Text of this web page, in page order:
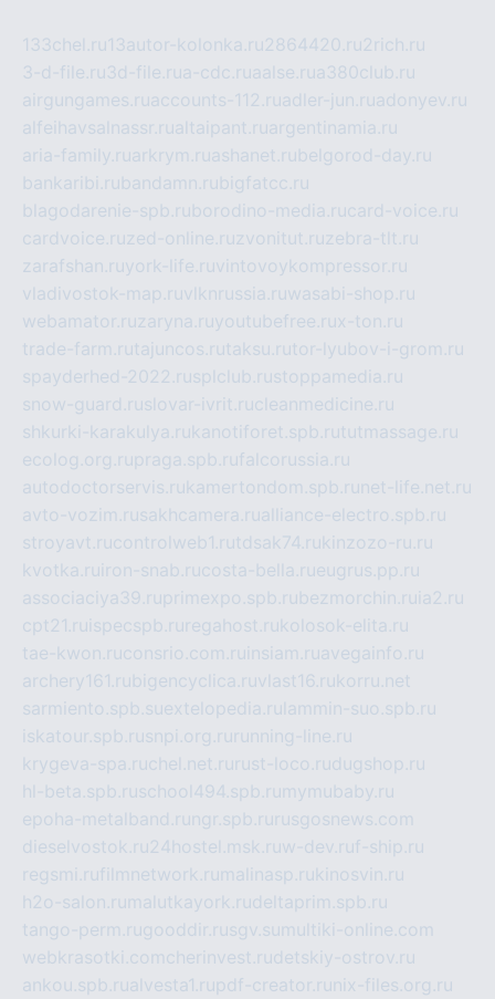
133chel.ru13autor-kolonka.ru2864420.ru2rich.ru
3-d-file.ru3d-file.rua-cdc.ruaalse.rua380club.ru
airgungames.ruaccounts-112.ruadler-jun.ruadonyev.ru
alfeihavsalnassr.rualtaipant.ruargentinamia.ru
aria-family.ruarkrym.ruashanet.rubelgorod-day.ru
bankaribi.rubandamn.rubigfatcc.ru
blagodarenie-spb.ruborodino-media.rucard-voice.ru
cardvoice.ruzed-online.ruzvonitut.ruzebra-tlt.ru
zarafshan.ruyork-life.ruvintovoykompressor.ru
vladivostok-map.ruvlknrussia.ruwasabi-shop.ru
webamator.ruzaryna.ruyoutubefree.rux-ton.ru
trade-farm.rutajuncos.rutaksu.rutor-lyubov-i-grom.ru
spayderhed-2022.rusplclub.rustoppamedia.ru
snow-guard.ruslovar-ivrit.rucleanmedicine.ru
shkurki-karakulya.rukanotiforet.spb.rututmassage.ru
ecolog.org.rupraga.spb.rufalcorussia.ru
autodoctorservis.rukamertondom.spb.ru net-life.net.ru
avto-vozim.rusakhcamera.rualliance-electro.spb.ru
stroyavt.rucontrolweb1.rutdsak74.rukinzozo-ru.ru
kvotka.ru iron-snab.rucosta-bella.rueugrus.pp.ru
associaciya39.ruprimexpo.spb.rubezmorchin.ru ia2.ru
cpt21.ru ispecspb.ru regahost.rukolosok-elita.ru
tae-kwon.ruconsrio.com.ru insiam.ruavegainfo.ru
archery161.rubigencyclica.ruvlast16.rukorru.net
sarmiento.spb.suextelopedia.ru lammin-suo.spb.ru
iskatour.spb.rusnpi.org.ru running-line.ru
krygeva-spa.ruchel.net.ru rust-loco.rudugshop.ru
hl-beta.spb.ruschool494.spb.ru mymubaby.ru
epoha-metalband.ru ngr.spb.ru rusgosnews.com
dieselvostok.ru24hostel.msk.ruw-dev.ruf-ship.ru
regsmi.rufilmnetwork.ru malinasp.rukinosvin.ru
h2o-salon.ru malutkayork.rudeltaprim.spb.ru
tango-perm.rugooddir.rusgv.su multiki-online.com
webkrasotki.comcherinvest.rudetskiy-ostrov.ru
ankou.spb.rualvesta1.rupdf-creator.ru nix-files.org.ru